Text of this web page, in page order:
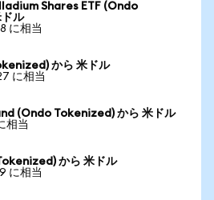
Shares ETF (Ondo
ル
に相当
から 米ドル
に相当
(Ondo Tokenized) から 米ドル
相当
から 米ドル
に相当